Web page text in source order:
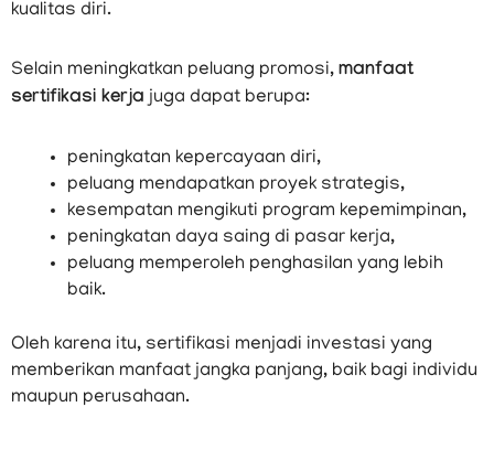
kualitas diri.
Selain meningkatkan peluang promosi, manfaat
sertifikasi kerja juga dapat berupa:
peningkatan kepercayaan diri,
peluang mendapatkan proyek strategis,
kesempatan mengikuti program kepemimpinan,
peningkatan daya saing di pasar kerja,
peluang memperoleh penghasilan yang lebih
baik.
Oleh karena itu, sertifikasi menjadi investasi yang
memberikan manfaat jangka panjang, baik bagi individu
maupun perusahaan.